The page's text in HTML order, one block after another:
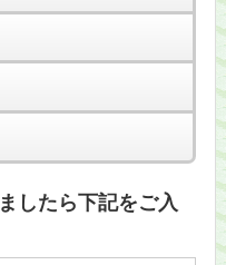
したら下記をご入